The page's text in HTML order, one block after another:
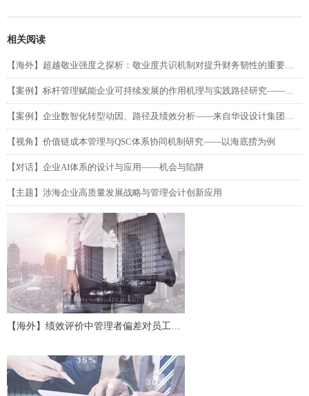
【海外】绩效评价中管理者偏差对员工努
相关阅读
【海外】超越敬业强度之探析：敬业度共识机制对提升财务韧性的重要性（第二部分）
【案例】标杆管理赋能企业可持续发展的作用机理与实践路径研究——以吉利汽车为例
【案例】企业数智化转型动因、路径及绩效分析——来自华设设计集团的单案例研究
【视角】价值链成本管理与QSC体系协同机制研究——以海底捞为例
【对话】企业AI体系的设计与应用——机会与陷阱
【主题】涉海企业高质量发展战略与管理会计创新应用